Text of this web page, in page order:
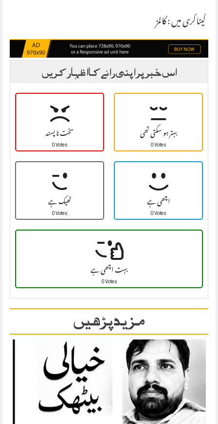
کیٹاگری میں :کالمز
اس خبر پر اپنی رائے کا اظہار کریں
سخت نا پسند
0 Votes بہتر ہو سکتی تھی
0 Votes
ٹھیک ہے
0 Votes اچھی ہے
0 Votes
بہت اچھی ہے
0 Votes
مزید پڑھیں